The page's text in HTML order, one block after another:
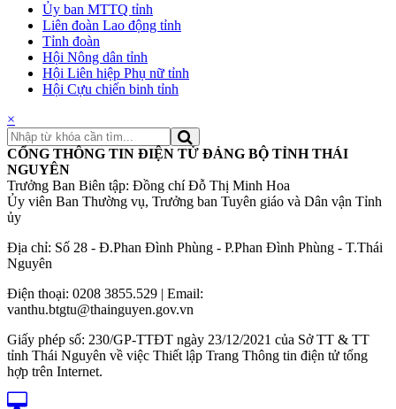
Ủy ban MTTQ tỉnh
Liên đoàn Lao động tỉnh
Tỉnh đoàn
Hội Nông dân tỉnh
Hội Liên hiệp Phụ nữ tỉnh
Hội Cựu chiến binh tỉnh
×
CỔNG THÔNG TIN ĐIỆN TỬ ĐẢNG BỘ TỈNH THÁI
NGUYÊN
Trưởng Ban Biên tập: Đồng chí Đỗ Thị Minh Hoa
Ủy viên Ban Thường vụ, Trưởng ban Tuyên giáo và Dân vận Tỉnh
ủy
Địa chỉ: Số 28 - Đ.Phan Đình Phùng - P.Phan Đình Phùng - T.Thái
Nguyên
Điện thoại: 0208 3855.529 | Email:
vanthu.btgtu@thainguyen.gov.vn
Giấy phép số: 230/GP-TTĐT ngày 23/12/2021 của Sở TT & TT
tỉnh Thái Nguyên về việc Thiết lập Trang Thông tin điện tử tổng
hợp trên Internet.